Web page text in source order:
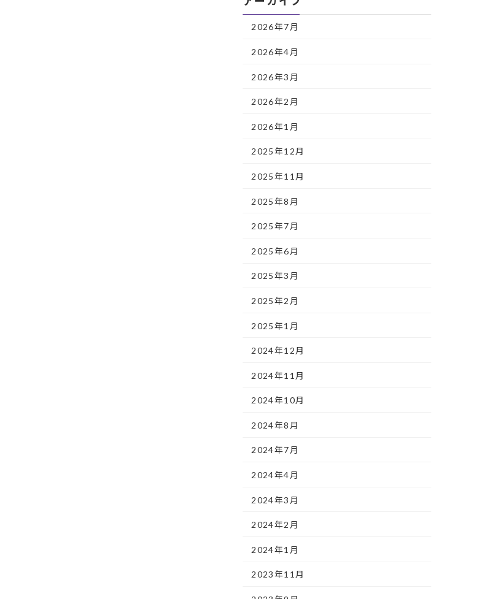
2026年7月
2026年4月
2026年3月
2026年2月
2026年1月
2025年12月
2025年11月
2025年8月
2025年7月
2025年6月
2025年3月
2025年2月
2025年1月
2024年12月
2024年11月
2024年10月
2024年8月
2024年7月
2024年4月
2024年3月
2024年2月
2024年1月
2023年11月